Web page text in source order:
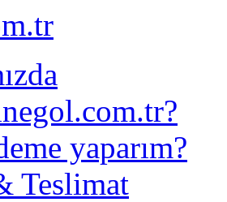
yaparım?
Teslimat